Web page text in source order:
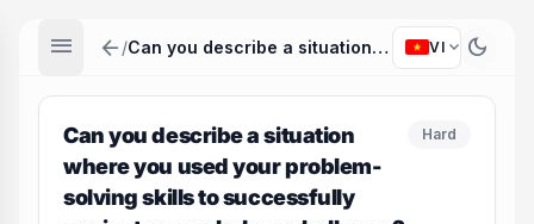
menu arrow_back / Can you describe a situation where you used your problem-solving skills to successfully navigate a workplace challenge? VI expand_more dark_mode
Can you describe a situation
where you used your problem-
solving skills to successfully
Hard